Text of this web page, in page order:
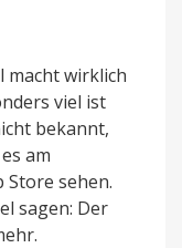
macht wirklich
viel ist
bekannt,
am
sehen.
sagen: Der